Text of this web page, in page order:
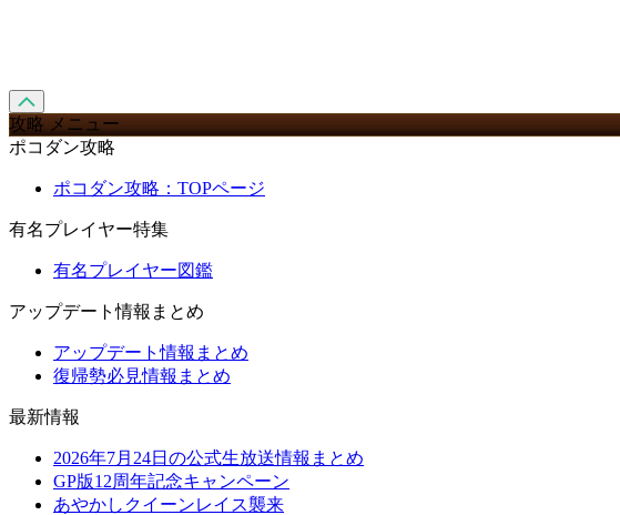
攻略 メニュー
ポコダン攻略
ポコダン攻略：TOPページ
有名プレイヤー特集
有名プレイヤー図鑑
アップデート情報まとめ
アップデート情報まとめ
復帰勢必見情報まとめ
最新情報
2026年7月24日の公式生放送情報まとめ
GP版12周年記念キャンペーン
あやかしクイーンレイス襲来